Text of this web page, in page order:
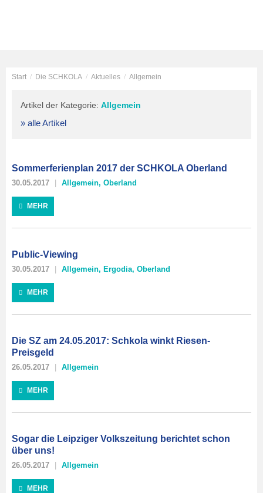
Start / Die SCHKOLA / Aktuelles / Allgemein
Artikel der Kategorie: Allgemein
» alle Artikel
Sommerferienplan 2017 der SCHKOLA Oberland
30.05.2017 Allgemein, Oberland
MEHR
Public-Viewing
30.05.2017 Allgemein, Ergodia, Oberland
MEHR
Die SZ am 24.05.2017: Schkola winkt Riesen-
Preisgeld
26.05.2017 Allgemein
MEHR
Sogar die Leipziger Volkszeitung berichtet schon
über uns!
26.05.2017 Allgemein
MEHR